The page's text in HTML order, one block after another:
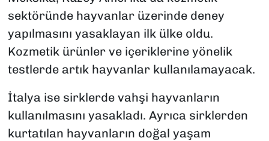
sektöründe hayvanlar üzerinde deney
yapılmasını yasaklayan ilk ülke oldu.
Kozmetik ürünler ve içeriklerine yönelik
testlerde artık hayvanlar kullanılamayacak.
İtalya ise sirklerde vahşi hayvanların
kullanılmasını yasakladı. Ayrıca sirklerden
kurtatılan hayvanların doğal yaşam